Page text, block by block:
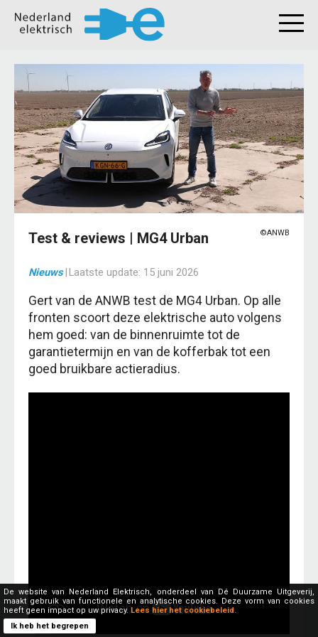
©ANWB
Test & reviews | MG4 Urban
Nieuws|Laatste update: 15 juni 2026
Gert van de ANWB test de MG4 Urban. Op alle
fronten scoort deze elektrische auto volgens
hem goed: van de binnenruimte tot de
garantietermijn en van de kofferbak tot een
goed bruikbare actieradius.
De website van Nederland Elektrisch, onderdeel van Dé Duurzame Uitgeverij,
maakt gebruik van functionele en analytische cookies. Deze vorm van cookies
heeft geen impact op uw privacy. Lees hier het cookiebeleid.
Ik heb het begrepen